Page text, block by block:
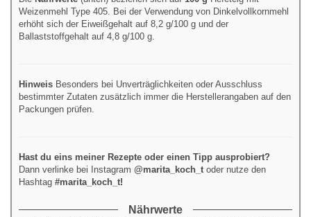
Weizenmehl Type 405. Bei der Verwendung von Dinkelvollkornmehl
erhöht sich der Eiweißgehalt auf 8,2 g/100 g und der
Ballaststoffgehalt auf 4,8 g/100 g.
Hinweis Besonders bei Unverträglichkeiten oder Ausschluss
bestimmter Zutaten zusätzlich immer die Herstellerangaben auf den
Packungen prüfen.
Hast du eins meiner Rezepte oder einen Tipp ausprobiert?
Dann verlinke bei Instagram @marita_koch_t oder nutze den
Hashtag #marita_koch_t!
Nährwerte